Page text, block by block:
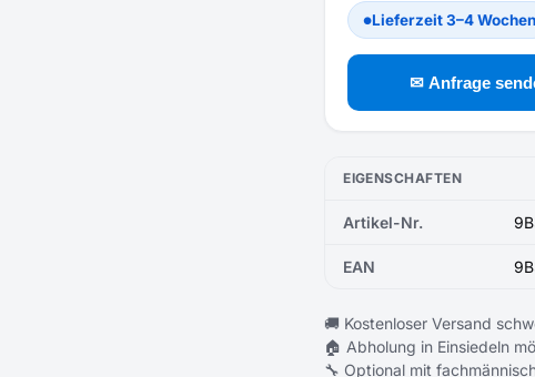
●Lieferzeit 3–4 Wochen
✉ Anfrage
EIGENSCHAFTEN
Artikel-Nr.
EAN
🚚 Kostenloser Versand
🏠 Abholung in Einsiedeln
🔧 Optional mit